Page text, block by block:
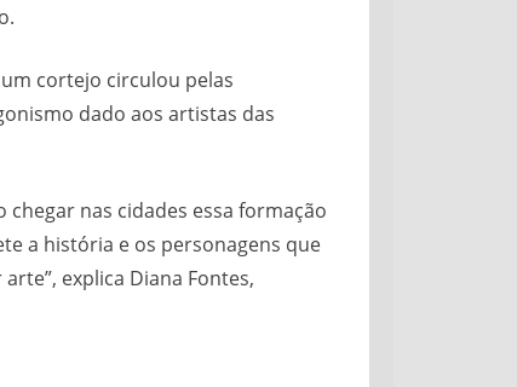
cortejo circulou pelas
dado aos artistas das
nas cidades essa formação
a história e os personagens que
explica Diana Fontes,